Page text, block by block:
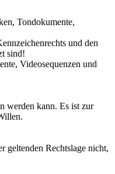
Tondokumente,
und den
sind!
Videosequenzen und
werden kann. Es ist zur
geltenden Rechtslage nicht,